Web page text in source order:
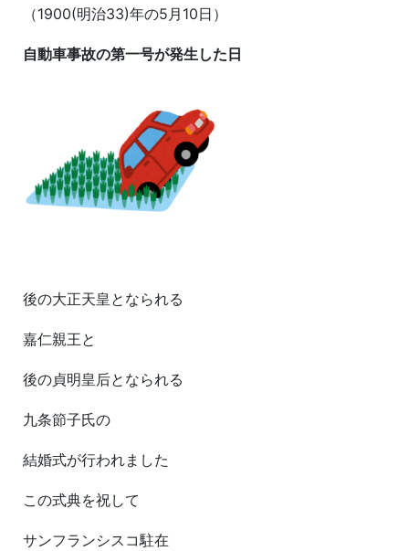
（1900(明治33)年の5月10日）
自動車事故の第一号が発生した日
後の大正天皇となられる
嘉仁親王と
後の貞明皇后となられる
九条節子氏の
結婚式が行われました
この式典を祝して
サンフランシスコ駐在